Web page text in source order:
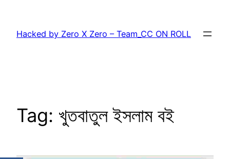
content
Hacked by Zero X Zero – Team_CC ON ROLL
Tag: খুতবাতুল ইসলাম বই